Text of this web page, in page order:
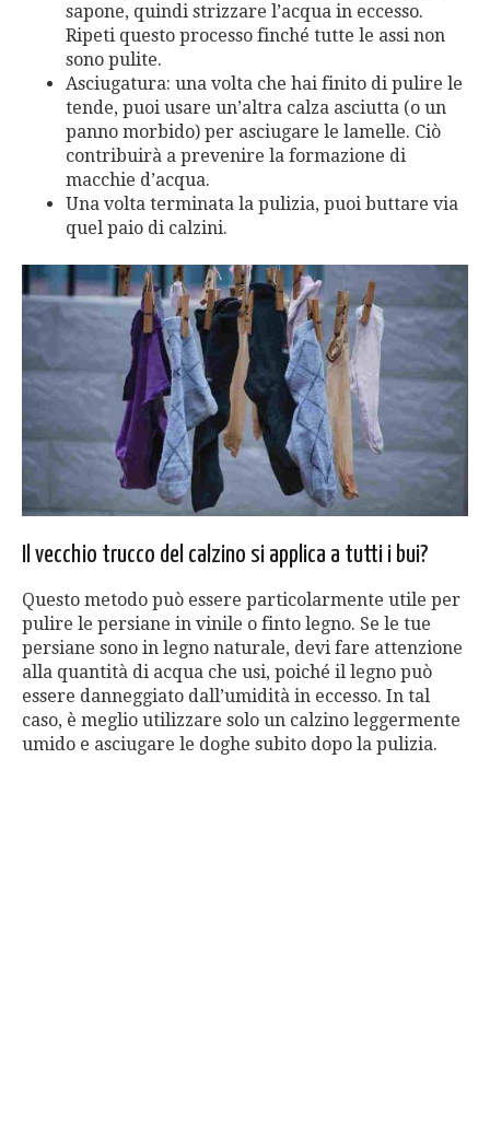
sapone, quindi strizzare l’acqua in eccesso.
Ripeti questo processo finché tutte le assi non
sono pulite.
Asciugatura: una volta che hai finito di pulire le
tende, puoi usare un’altra calza asciutta (o un
panno morbido) per asciugare le lamelle. Ciò
contribuirà a prevenire la formazione di
macchie d’acqua.
Una volta terminata la pulizia, puoi buttare via
quel paio di calzini.
Il vecchio trucco del calzino si applica a tutti i bui?
Questo metodo può essere particolarmente utile per
pulire le persiane in vinile o finto legno. Se le tue
persiane sono in legno naturale, devi fare attenzione
alla quantità di acqua che usi, poiché il legno può
essere danneggiato dall’umidità in eccesso. In tal
caso, è meglio utilizzare solo un calzino leggermente
umido e asciugare le doghe subito dopo la pulizia.